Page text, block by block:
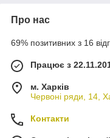
Про нас
69% позитивних з 16
Працює з
м. Харків
Червоні ряди, 14,
Контакти